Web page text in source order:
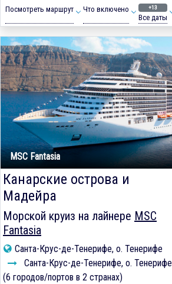
Посмотреть маршрут Что включено +13
Все даты
MSC Fantasia
Канарские острова и
Мадейра
Морской круиз на лайнере MSC
Fantasia
Санта-Крус-де-Тенерифе, о. Тенерифе
Санта-Крус-де-Тенерифе, о. Тенерифе
(6 городов/портов в 2 странах)